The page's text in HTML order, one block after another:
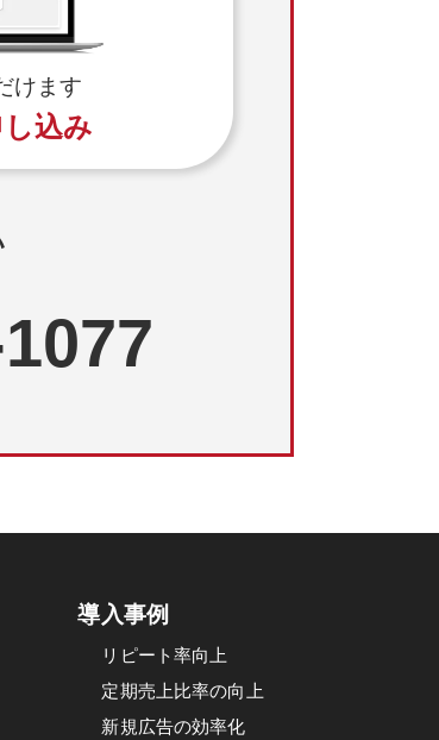
けます
込み
導入事例
リピート率向上
定期売上比率の向上
新規広告の効率化